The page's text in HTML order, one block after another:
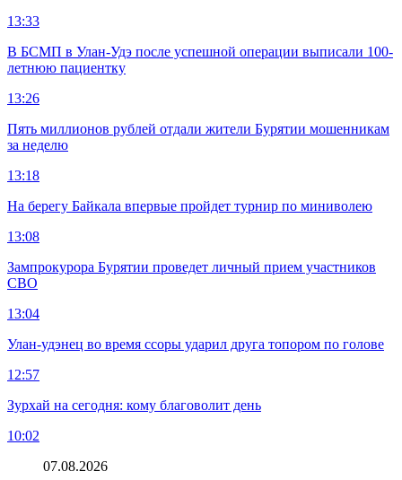
13:33
В БСМП в Улан-Удэ после успешной операции выписали 100-
летнюю пациентку
13:26
Пять миллионов рублей отдали жители Бурятии мошенникам
за неделю
13:18
На берегу Байкала впервые пройдет турнир по миниволею
13:08
Зампрокурора Бурятии проведет личный прием участников
СВО
13:04
Улан-удэнец во время ссоры ударил друга топором по голове
12:57
Зурхай на сегодня: кому благоволит день
10:02
07.08.2026